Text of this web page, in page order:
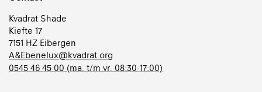
Kvadrat Shade
Kiefte 17
7151 HZ Eibergen
A&Ebenelux@kvadrat.org
0545 46 45 00 (ma. t/m vr. 08:30-17:00)